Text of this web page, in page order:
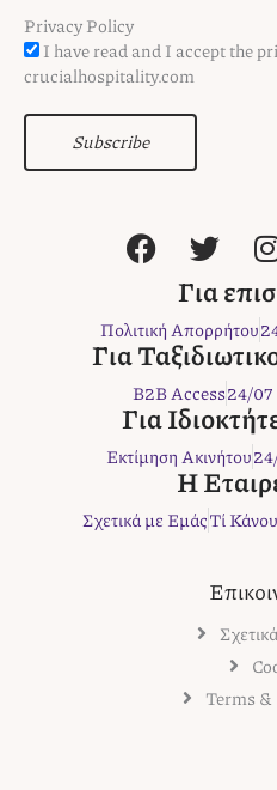
Privacy Policy
I have read and I accept the
crucialhospitality.com
Subscribe
F
a
e
b
o
o
k
T
w
i
t
t
e
r
I
t
r
Για
Πολιτική Απορρήτου
Για
B2B Access24/
Για
Εκτίμηση Ακινήτου
Η
Σχετικά με ΕμάςΤί
Terms